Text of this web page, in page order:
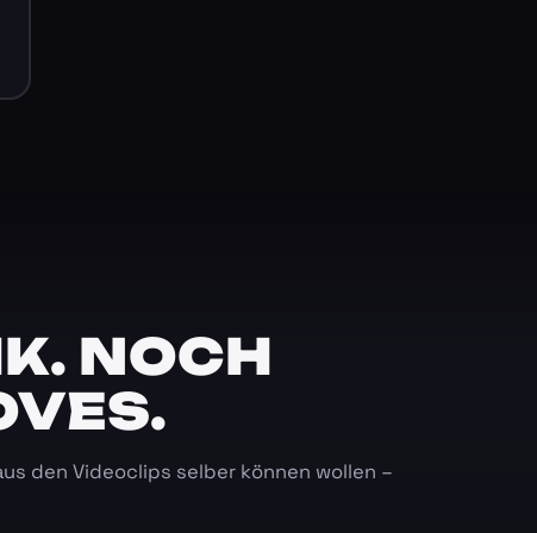
NOCH
den Videoclips selber können wollen –